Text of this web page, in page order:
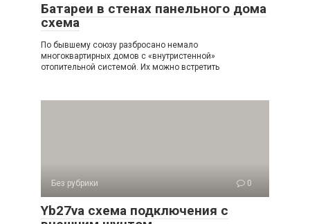
Батареи в стенах панельного дома
схема
По бывшему союзу разбросано немало
многоквартирных домов с «внутристенной»
отопительной системой. Их можно встретить
Без рубрики 0
Yb27va схема подключения с